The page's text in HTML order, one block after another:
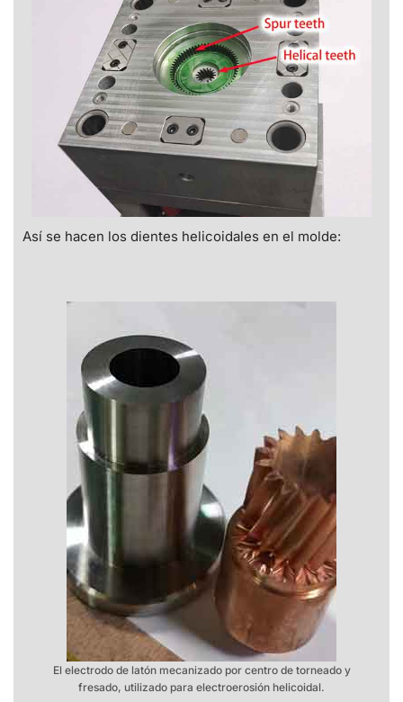
Así se hacen los dientes helicoidales en el molde:
El electrodo de latón mecanizado por centro de torneado y
fresado, utilizado para electroerosión helicoidal.